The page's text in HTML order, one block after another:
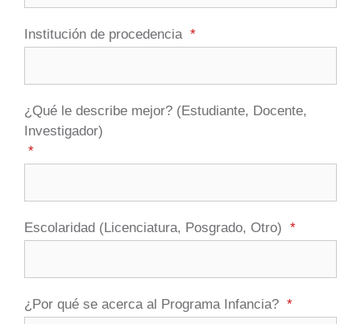
Institución de procedencia *
¿Qué le describe mejor? (Estudiante, Docente,
Investigador)
*
Escolaridad (Licenciatura, Posgrado, Otro) *
¿Por qué se acerca al Programa Infancia? *